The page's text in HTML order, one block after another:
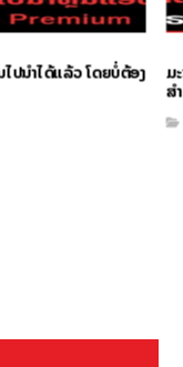
ປນຳໄດ້ແລ້ວ ໂດຍບໍ່ຕ້ອງ ມ
ສ